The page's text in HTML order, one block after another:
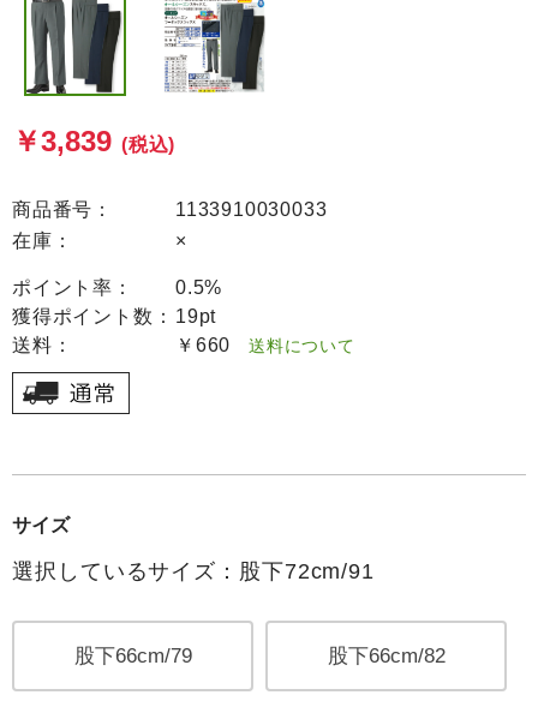
￥3,839 (税込)
商品番号：
1133910030033
在庫：
×
ポイント率：
0.5%
獲得ポイント数： 19pt
送料：
￥660 送料について
サイズ
選択しているサイズ：股下72cm/91
股下66cm/79 股下66cm/82